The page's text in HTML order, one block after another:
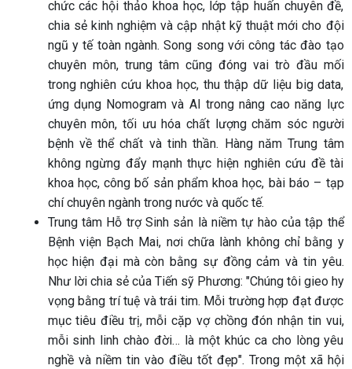
chức các hội thảo khoa học, lớp tập huấn chuyên đề,
chia sẻ kinh nghiệm và cập nhật kỹ thuật mới cho đội
ngũ y tế toàn ngành. Song song với công tác đào tạo
chuyên môn, trung tâm cũng đóng vai trò đầu mối
trong nghiên cứu khoa học, thu thập dữ liệu big data,
ứng dụng Nomogram và AI trong nâng cao năng lực
chuyên môn, tối ưu hóa chất lượng chăm sóc người
bệnh về thể chất và tinh thần. Hàng năm Trung tâm
không ngừng đẩy mạnh thực hiện nghiên cứu đề tài
khoa học, công bố sản phẩm khoa học, bài báo – tạp
chí chuyên ngành trong nước và quốc tế.
Trung tâm Hỗ trợ Sinh sản là niềm tự hào của tập thể
Bệnh viện Bạch Mai, nơi chữa lành không chỉ bằng y
học hiện đại mà còn bằng sự đồng cảm và tin yêu.
Như lời chia sẻ của Tiến sỹ Phương: "Chúng tôi gieo hy
vọng bằng trí tuệ và trái tim. Mỗi trường hợp đạt được
mục tiêu điều trị, mỗi cặp vợ chồng đón nhận tin vui,
mỗi sinh linh chào đời… là một khúc ca cho lòng yêu
nghề và niềm tin vào điều tốt đẹp". Trong một xã hội